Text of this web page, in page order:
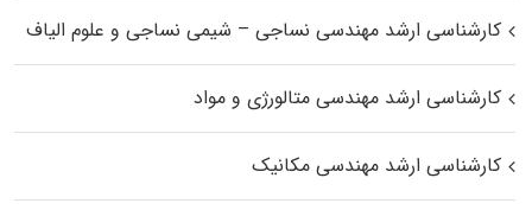
کارشناسی ارشد مهندسی نساجی – شیمی نساجی و علوم الیاف
کارشناسی ارشد مهندسی متالورژی و مواد
کارشناسی ارشد مهندسی مکانیک